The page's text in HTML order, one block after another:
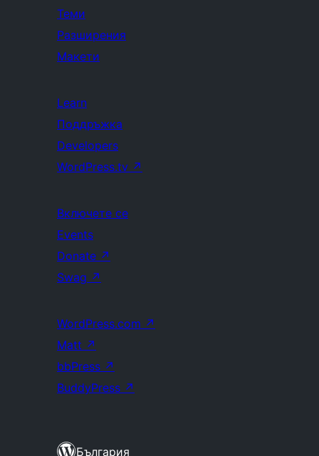
Теми
Разширения
Макети
Learn
Поддръжка
Developers
WordPress.tv ↗
Включете се
Events
Donate ↗
Swag ↗
WordPress.com ↗
Matt ↗
bbPress ↗
BuddyPress ↗
България